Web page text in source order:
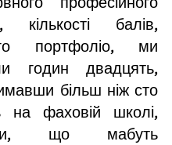
кількості балів,
портфоліо, ми
годин двадцять,
більш ніж сто
на фаховій школі,
що мабуть